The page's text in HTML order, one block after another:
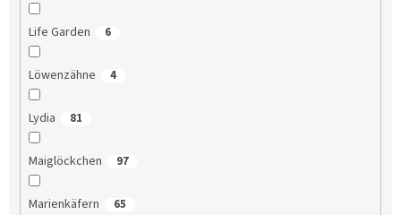
Life Garden 6
Löwenzähne 4
Lydia 81
Maiglöckchen 97
Marienkäfern 65